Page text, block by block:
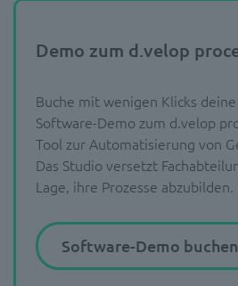
Demo zum d.velop
Buche mit wenigen Klicks
Software-Demo zum d.velop
Tool zur Automatisierung von
Das Studio versetzt
Lage, ihre Prozesse abzubilden.
Software-Demo buchen